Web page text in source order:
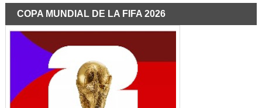
COPA MUNDIAL DE LA FIFA 2026